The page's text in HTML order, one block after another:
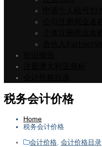
税务会计价格
Home
税务会计价格
会计价格 会计价格目录